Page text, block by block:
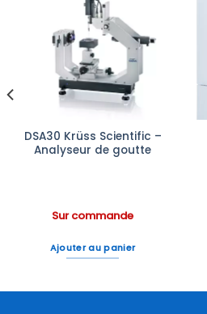
Ajouter
à la liste
d’envies
DSA30 Krüss Scientific –
Analyseur de goutte
Sur commande
Ajouter au panier